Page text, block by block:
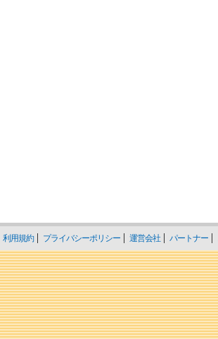
利用規約 プライバシーポリシー 運営会社 パートナー